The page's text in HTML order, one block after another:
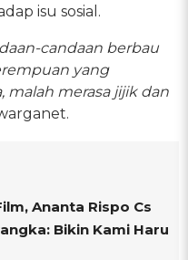
isu sosial.
candaan berbau
yang
merasa jijik dan
Ananta Rispo Cs
Bikin Kami Haru